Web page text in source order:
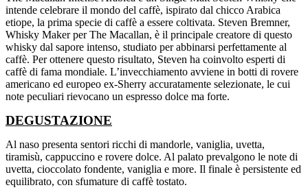
intende celebrare il mondo del caffè, ispirato dal chicco Arabica
etiope, la prima specie di caffè a essere coltivata. Steven Bremner,
Whisky Maker per The Macallan, è il principale creatore di questo
whisky dal sapore intenso, studiato per abbinarsi perfettamente al
caffè. Per ottenere questo risultato, Steven ha coinvolto esperti di
caffè di fama mondiale. L’invecchiamento avviene in botti di rovere
americano ed europeo ex-Sherry accuratamente selezionate, le cui
note peculiari rievocano un espresso dolce ma forte.
DEGUSTAZIONE
Al naso presenta sentori ricchi di mandorle, vaniglia, uvetta,
tiramisù, cappuccino e rovere dolce. Al palato prevalgono le note di
uvetta, cioccolato fondente, vaniglia e more. Il finale è persistente ed
equilibrato, con sfumature di caffè tostato.